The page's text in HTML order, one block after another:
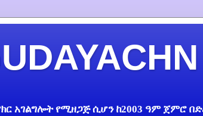
አገልግሎት የሚዘጋጅ ሲሆን ከ2003 ዓም ጀምሮ